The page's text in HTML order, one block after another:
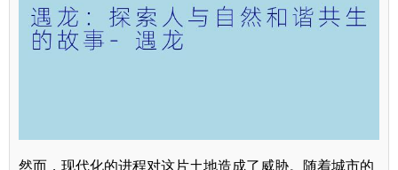
然而，现代化的进程对这片土地造成了威胁。随着城市的